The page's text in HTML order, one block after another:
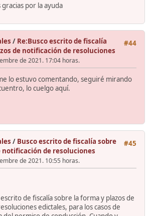
por la ayuda
#44
/ Re:Busco escrito de fiscalía
de notificación de resoluciones
de 2021. 17:04 horas.
lo estuvo comentando, seguiré mirando
lo cuelgo aquí.
#45
/ Busco escrito de fiscalía sobre
notificación de resoluciones
de 2021. 10:55 horas.
de fiscalía sobre la forma y plazos de
edictales, para los casos de